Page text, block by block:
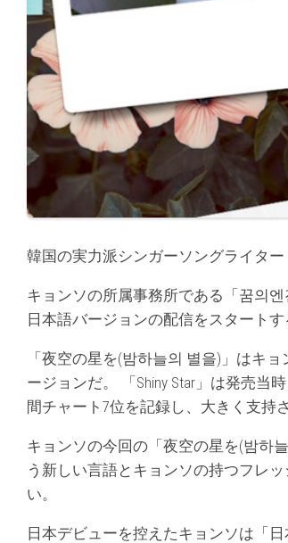
韓国の実力派シンガーソングライタ
キョンソの所属事務所である「꿈의
日本語バージョンの配信をスタートす
「夜空の星を(밤하늘의 별을)」はキ
ージョンだ。 「Shiny Star」は発売当
間チャート7位を記録し、大きく支持
キョンソの今回の「夜空の星を(밤하
う新しい言語とキョンソの持つフレ
い。
日本デビューを控えたキョンソは「